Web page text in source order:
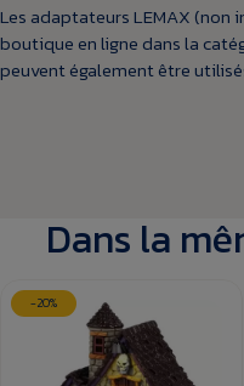
Les adaptateurs LEMAX (non
boutique en ligne dans la
peuvent également être
Dans la
-20%